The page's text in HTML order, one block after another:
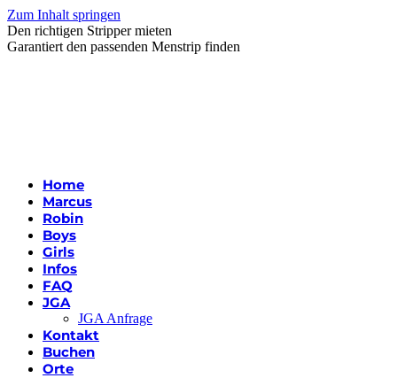
Zum Inhalt springen
Den richtigen Stripper mieten
Garantiert den passenden Menstrip finden
Home
Marcus
Robin
Boys
Girls
Infos
FAQ
JGA
JGA Anfrage
Kontakt
Buchen
Orte